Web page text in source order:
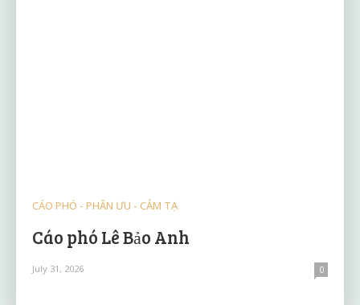
CÁO PHÓ - PHÂN ƯU - CẢM TẠ
Cáo phó Lê Bảo Anh
July 31, 2026 0